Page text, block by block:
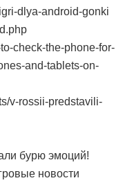
dlya-android-gonki
check-the-phone-for-
and-tablets-on-
v-rossii-predstavili-
бурю эмоций!
новости